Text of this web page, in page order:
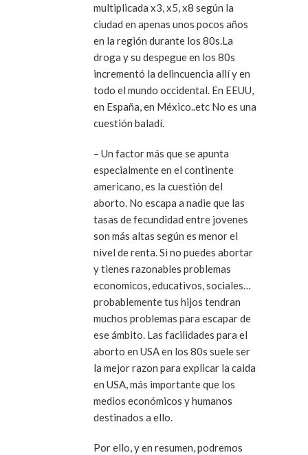
multiplicada x3, x5, x8 según la
ciudad en apenas unos pocos años
en la región durante los 80s.La
droga y su despegue en los 80s
incrementó la delincuencia allí y en
todo el mundo occidental. En EEUU,
en España, en México..etc No es una
cuestión baladí.
– Un factor más que se apunta
especialmente en el continente
americano, es la cuestión del
aborto. No escapa a nadie que las
tasas de fecundidad entre jovenes
son más altas según es menor el
nivel de renta. Si no puedes abortar
y tienes razonables problemas
economicos, educativos, sociales…
probablemente tus hijos tendran
muchos problemas para escapar de
ese ámbito. Las facilidades para el
aborto en USA en los 80s suele ser
la mejor razon para explicar la caida
en USA, más importante que los
medios económicos y humanos
destinados a ello.
Por ello, y en resumen, podremos